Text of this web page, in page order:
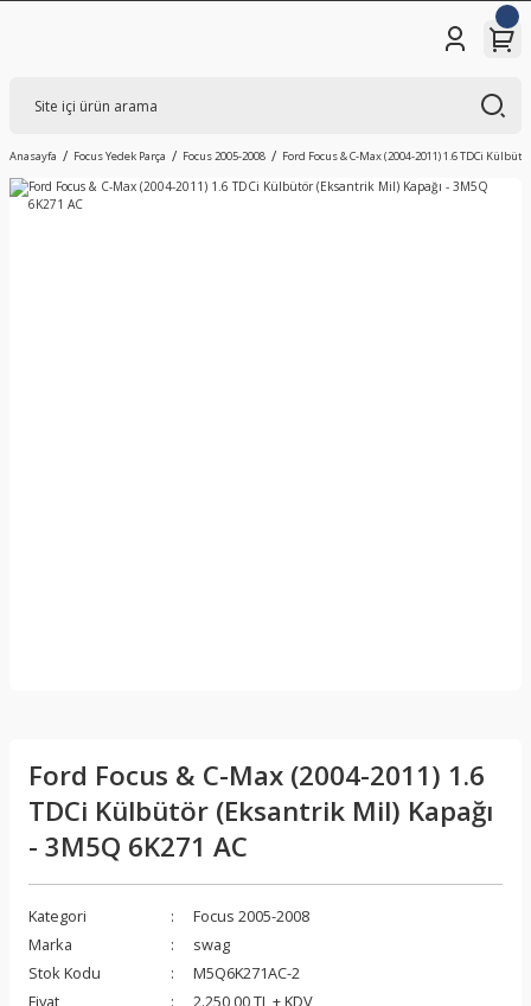
Anasayfa Focus Yedek Parça Focus 2005-2008 Ford Focus & C-Max (2004-2011) 1.6 TDCi
Ford Focus & C-Max (2004-2011) 1.6
TDCi Külbütör (Eksantrik Mil) Kapağı
- 3M5Q 6K271 AC
Kategori
Focus 2005-2008
Marka
swag
Stok Kodu
M5Q6K271AC-2
Fiyat
2.250,00 TL + KDV